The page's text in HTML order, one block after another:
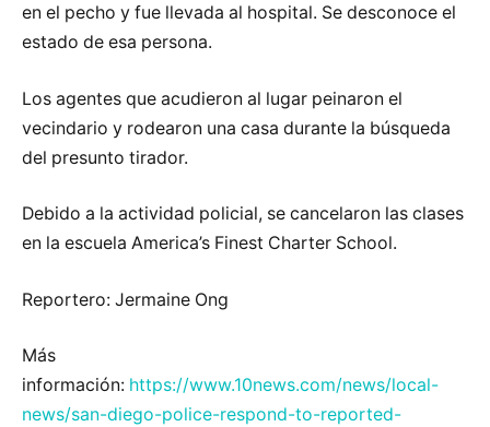
en el pecho y fue llevada al hospital. Se desconoce el
estado de esa persona.
Los agentes que acudieron al lugar peinaron el
vecindario y rodearon una casa durante la búsqueda
del presunto tirador.
Debido a la actividad policial, se cancelaron las clases
en la escuela America’s Finest Charter School.
Reportero: Jermaine Ong
Más
información: https://www.10news.com/news/local-
news/san-diego-police-respond-to-reported-